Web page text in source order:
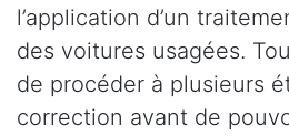
l’application d’un
des voitures usagées.
de procéder à plusieurs
correction avant de